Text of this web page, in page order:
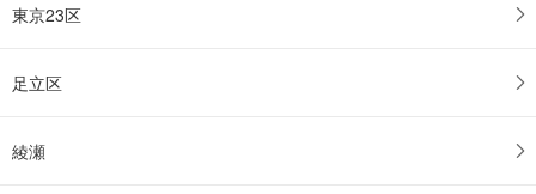
東京23区
足立区
綾瀬